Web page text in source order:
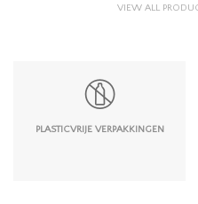
VIEW ALL
PLASTICVRIJE VERPAKKINGEN